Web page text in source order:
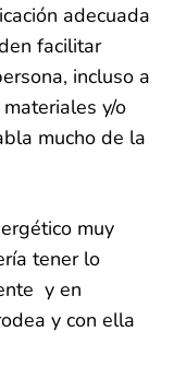
adecuada
facilitar
incluso a
y/o
mucho de la
muy
tener lo
y en
y con ella